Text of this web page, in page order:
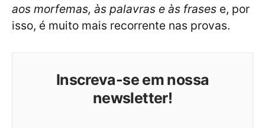
aos morfemas, às palavras e às frases e, por
isso, é muito mais recorrente nas provas.
Inscreva-se em nossa
newsletter!